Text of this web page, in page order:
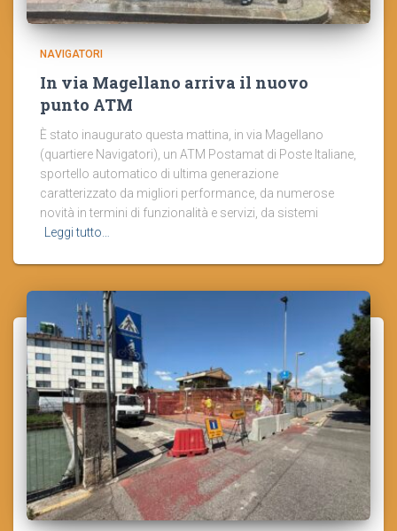
NAVIGATORI
In via Magellano arriva il nuovo
punto ATM
È stato inaugurato questa mattina, in via Magellano
(quartiere Navigatori), un ATM Postamat di Poste Italiane,
sportello automatico di ultima generazione
caratterizzato da migliori performance, da numerose
novità in termini di funzionalità e servizi, da sistemi
Leggi tutto…